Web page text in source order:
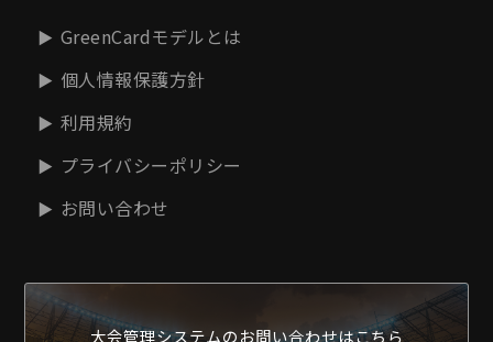
GreenCardモデルとは
個人情報保護方針
利用規約
プライバシーポリシー
お問い合わせ
大会管理システムのお問い合わせはこちら